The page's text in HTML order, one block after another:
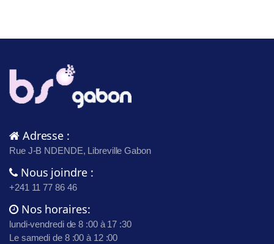
Adresse :
Rue J-B NDENDE, Libreville Gabon
Nous joindre :
+241 11 77 86 46
Nos horaires:
lundi-vendredi de 8 :00 à 17 :30
Le samedi de 8 :00 à 12 :00